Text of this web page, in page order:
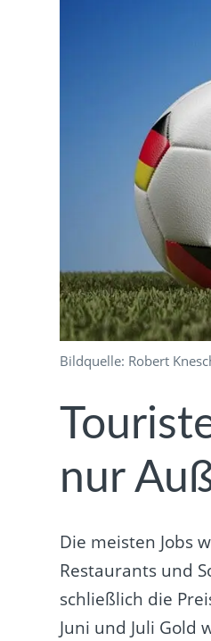
Bildquelle: Robert
nur
Die meisten Jobs
Restaurants und
schließlich die
Juni und Juli Gold